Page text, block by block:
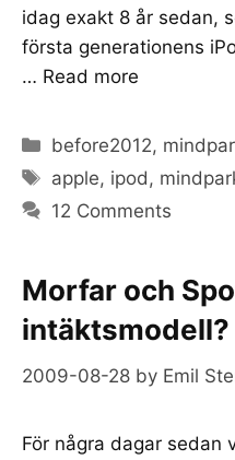
idag exakt 8 år sedan,
första generationens
… Read more
Categories
before2012,
Tags
apple, ipod,
12 Comments
Morfar och
intäktsmodell?
2009-08-28 by Emil
För några dagar sedan